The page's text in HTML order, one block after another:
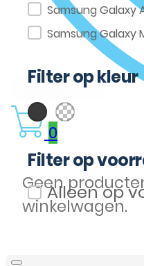
0
Geen
winkelwagen.
Filter op model
Samsung Galaxy
Samsung Galaxy
Filter op kleur
Filter op kleur
(1)
Transparent(1)
Filter op
Filter op